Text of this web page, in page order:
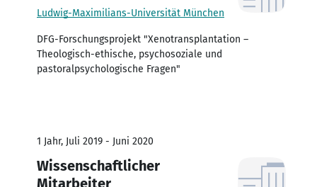
Ludwig-Maximilians-Universität München
DFG-Forschungsprojekt "Xenotransplantation –
Theologisch-ethische, psychosoziale und
pastoralpsychologische Fragen"
1 Jahr, Juli 2019 - Juni 2020
Wissenschaftlicher
Mitarbeiter